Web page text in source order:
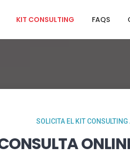
KIT CONSULTING FAQS
SOLICITA EL KIT CONSULTING